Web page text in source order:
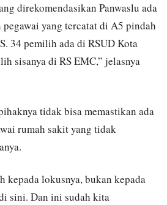
direkomendasikan Panwaslu ada
pegawai yang tercatat di A5 pindah
34 pemilih ada di RSUD Kota
sisanya di RS EMC,” jelasnya
tidak bisa memastikan ada
rumah sakit yang tidak
kepada lokusnya, bukan kepada
sini. Dan ini sudah kita